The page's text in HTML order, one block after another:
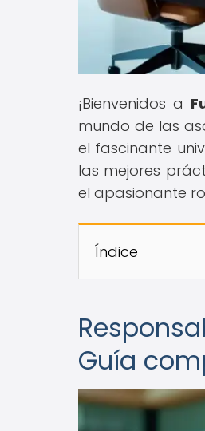
¡Bienvenidos a
mundo de las
el fascinante
las mejores
el apasionante
Índice
Guía